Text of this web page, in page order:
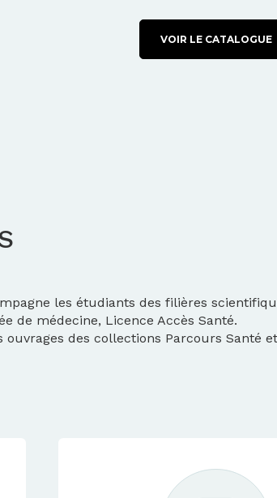
VOIR LE CATALOGUE
les étudiants des filières
de médecine, Licence Accès Santé.
des collections Parcours Santé